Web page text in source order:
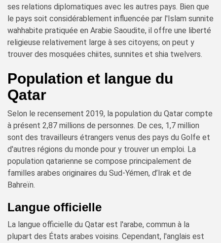
ses relations diplomatiques avec les autres pays. Bien que
le pays soit considérablement influencée par l'Islam sunnite
wahhabite pratiquée en Arabie Saoudite, il offre une liberté
religieuse relativement large à ses citoyens; on peut y
trouver des mosquées chiites, sunnites et shia twelvers.
Population et langue du
Qatar
Selon le recensement 2019, la population du Qatar compte
à présent 2,87 millions de personnes. De ces, 1,7 million
sont des travailleurs étrangers venus des pays du Golfe et
d'autres régions du monde pour y trouver un emploi. La
population qatarienne se compose principalement de
familles arabes originaires du Sud-Yémen, d’Irak et de
Bahreïn.
Langue officielle
La langue officielle du Qatar est l'arabe, commun à la
plupart des États arabes voisins. Cependant, l'anglais est